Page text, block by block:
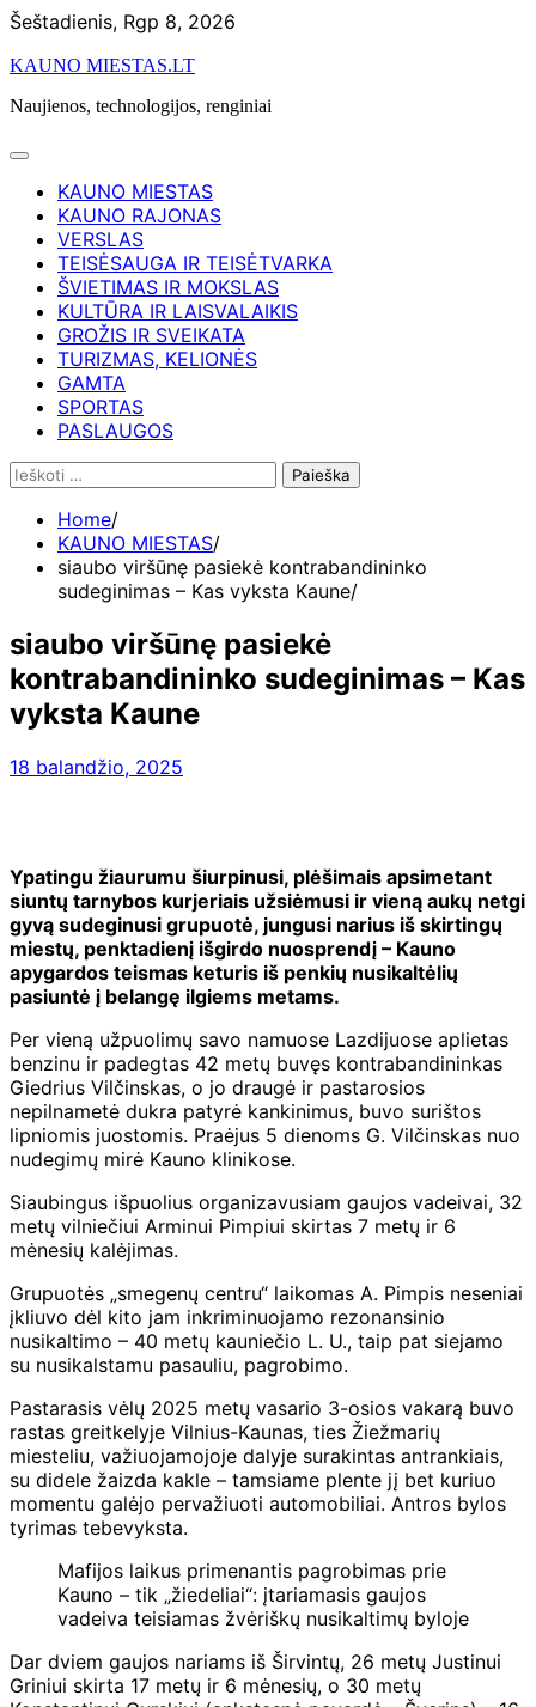
Skip
content
Šeštadienis, Rgp 8, 2026
KAUNO MIESTAS.LT
Naujienos, technologijos, renginiai
KAUNO MIESTAS
KAUNO RAJONAS
VERSLAS
TEISĖSAUGA IR TEISĖTVARKA
ŠVIETIMAS IR MOKSLAS
KULTŪRA IR LAISVALAIKIS
GROŽIS IR SVEIKATA
TURIZMAS, KELIONĖS
GAMTA
SPORTAS
PASLAUGOS
Ieškoti:
Home
KAUNO MIESTAS
siaubo viršūnę pasiekė kontrabandininko
sudeginimas – Kas vyksta Kaune
siaubo viršūnę pasiekė
kontrabandininko sudeginimas – Kas
vyksta Kaune
18 balandžio, 2025
Ypatingu žiaurumu šiurpinusi, plėšimais apsimetant
siuntų tarnybos kurjeriais užsiėmusi ir vieną aukų netgi
gyvą sudeginusi grupuotė, jungusi narius iš skirtingų
miestų, penktadienį išgirdo nuosprendį – Kauno
apygardos teismas keturis iš penkių nusikaltėlių
pasiuntė į belangę ilgiems metams.
Per vieną užpuolimų savo namuose Lazdijuose aplietas
benzinu ir padegtas 42 metų buvęs kontrabandininkas
Giedrius Vilčinskas, o jo draugė ir pastarosios
nepilnametė dukra patyrė kankinimus, buvo surištos
lipniomis juostomis. Praėjus 5 dienoms G. Vilčinskas nuo
nudegimų mirė Kauno klinikose.
Siaubingus išpuolius organizavusiam gaujos vadeivai, 32
metų vilniečiui Arminui Pimpiui skirtas 7 metų ir 6
mėnesių kalėjimas.
Grupuotės „smegenų centru“ laikomas A. Pimpis neseniai
įkliuvo dėl kito jam inkriminuojamo rezonansinio
nusikaltimo – 40 metų kauniečio L. U., taip pat siejamo
su nusikalstamu pasauliu, pagrobimo.
Pastarasis vėlų 2025 metų vasario 3-osios vakarą buvo
rastas greitkelyje Vilnius-Kaunas, ties Žiežmarių
miesteliu, važiuojamojoje dalyje surakintas antrankiais,
su didele žaizda kakle – tamsiame plente jį bet kuriuo
momentu galėjo pervažiuoti automobiliai. Antros bylos
tyrimas tebevyksta.
Mafijos laikus primenantis pagrobimas prie
Kauno – tik „žiedeliai“: įtariamasis gaujos
vadeiva teisiamas žvėriškų nusikaltimų byloje
Dar dviem gaujos nariams iš Širvintų, 26 metų Justinui
Griniui skirta 17 metų ir 6 mėnesių, o 30 metų